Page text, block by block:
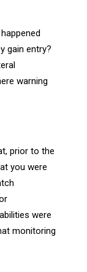
gain entry?
warning
prior to the
you were
were
monitoring